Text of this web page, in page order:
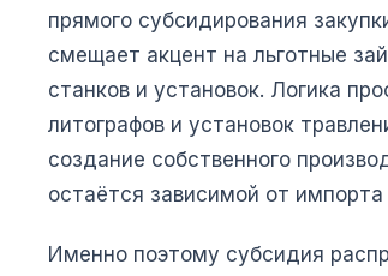
прямого субсидирования
смещает акцент на льготные
станков и установок. Логика
литографов и установок
создание собственного
остаётся зависимой от
Именно поэтому субсидия